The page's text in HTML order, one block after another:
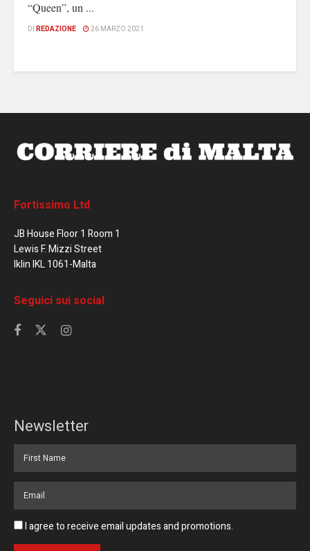
“Queen”, un ...
DI REDAZIONE 26 MARZO 2021
Fortissimo Ltd
JB House Floor 1 Room 1
Lewis F. Mizzi Street
Iklin IKL 1061-Malta
Seguici sui social
Newsletter
I agree to receive email updates and promotions.